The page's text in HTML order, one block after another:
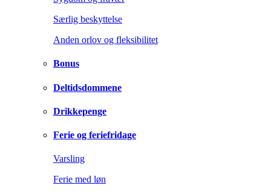
Særlig beskyttelse
Anden orlov og fleksibilitet
Bonus
Deltidsdommene
Drikkepenge
Ferie og feriefridage
Varsling
Ferie med løn